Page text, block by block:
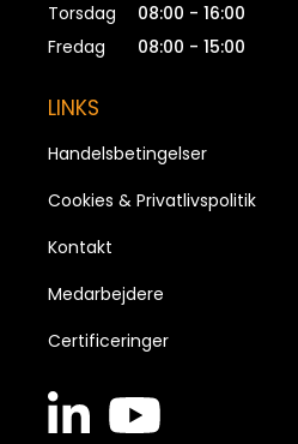
Torsdag
08:00 - 16:00
Fredag
08:00 - 15:00
LINKS
Handelsbetingelser
Cookies & Privatlivspolitik
Kontakt
Medarbejdere
Certificeringer
linkedin
in